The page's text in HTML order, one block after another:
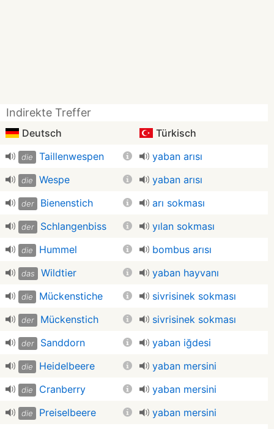
Indirekte Treffer
Deutsch Türkisch
die Taillenwespen yaban arısı
die Wespe yaban arısı
der Bienenstich arı sokması
der Schlangenbiss yılan sokması
die Hummel bombus arısı
das Wildtier yaban hayvanı
die Mückenstiche sivrisinek sokması
der Mückenstich sivrisinek sokması
der Sanddorn yaban iğdesi
die Heidelbeere yaban mersini
die Cranberry yaban mersini
die Preiselbeere yaban mersini